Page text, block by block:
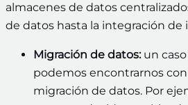
almacenes de datos
de datos hasta la integración de
Migración de datos:un caso
podemos encontrarnos
migración de datos. Por